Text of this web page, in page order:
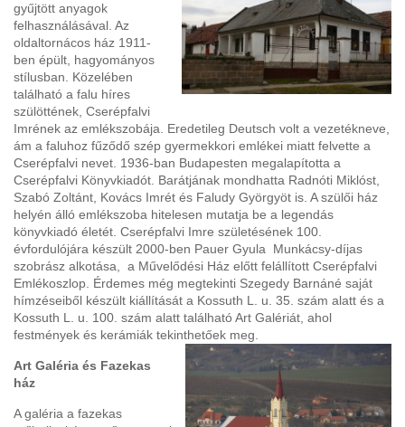
gyűjtött anyagok
felhasználásával. Az
oldaltornácos ház 1911-
ben épült, hagyományos
stílusban. Közelében
található a falu híres
szülöttének, Cserépfalvi
Imrének az emlékszobája. Eredetileg Deutsch volt a vezetékneve,
ám a faluhoz fűződő szép gyermekkori emlékei miatt felvette a
Cserépfalvi nevet. 1936-ban Budapesten megalapította a
Cserépfalvi Könyvkiadót. Barátjának mondhatta Radnóti Miklóst,
Szabó Zoltánt, Kovács Imrét és Faludy Györgyöt is. A szülői ház
helyén álló emlékszoba hitelesen mutatja be a legendás
könyvkiadó életét. Cserépfalvi Imre születésének 100.
évfordulójára készült 2000-ben Pauer Gyula Munkácsy-díjas
szobrász alkotása, a Művelődési Ház előtt felállított Cserépfalvi
Emlékoszlop. Érdemes még megtekinti Szegedy Barnáné saját
hímzéseiből készült kiállítását a Kossuth L. u. 35. szám alatt és a
Kossuth L. u. 100. szám alatt található Art Galériát, ahol
festmények és kerámiák tekinthetőek meg.
Art Galéria és Fazekas
ház
A galéria a fazekas